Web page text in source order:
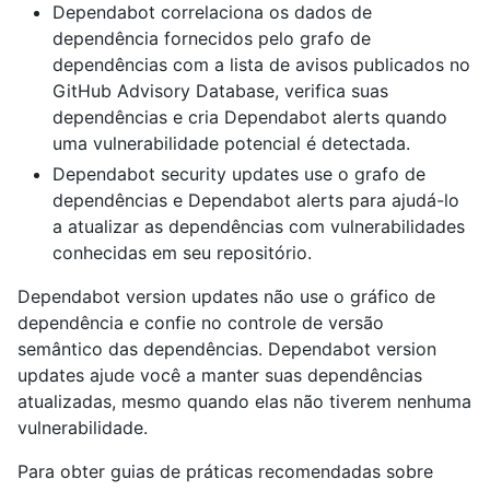
Dependabot correlaciona os dados de
dependência fornecidos pelo grafo de
dependências com a lista de avisos publicados no
GitHub Advisory Database, verifica suas
dependências e cria Dependabot alerts quando
uma vulnerabilidade potencial é detectada.
Dependabot security updates use o grafo de
dependências e Dependabot alerts para ajudá-lo
a atualizar as dependências com vulnerabilidades
conhecidas em seu repositório.
Dependabot version updates não use o gráfico de
dependência e confie no controle de versão
semântico das dependências. Dependabot version
updates ajude você a manter suas dependências
atualizadas, mesmo quando elas não tiverem nenhuma
vulnerabilidade.
Para obter guias de práticas recomendadas sobre